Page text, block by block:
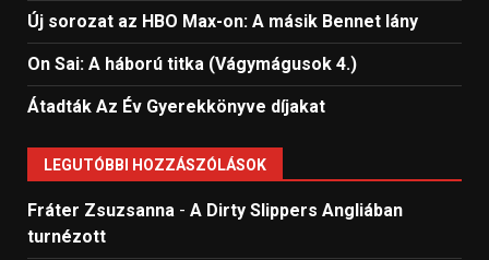
Új sorozat az HBO Max-on: A másik Bennet lány
On Sai: A ​háború titka (Vágymágusok 4.)
Átadták Az Év Gyerekkönyve díjakat
LEGUTÓBBI HOZZÁSZÓLÁSOK
Fráter Zsuzsanna - A Dirty Slippers Angliában
turnézott